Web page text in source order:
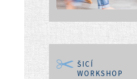
ŠICÍ
WORKSHOP